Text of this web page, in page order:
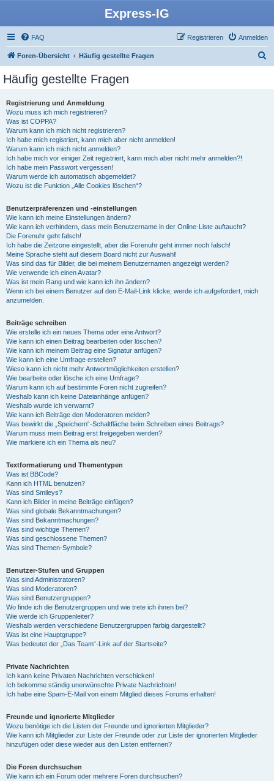
Express-IG
FAQ Anmelden
Registrieren
Foren-Übersicht Häufig gestellte Fragen
Häufig gestellte Fragen
Registrierung und Anmeldung
Wozu muss ich mich registrieren?
Was ist COPPA?
Warum kann ich mich nicht registrieren?
Ich habe mich registriert, kann mich aber nicht anmelden!
Warum kann ich mich nicht anmelden?
Ich habe mich vor einiger Zeit registriert, kann mich aber nicht mehr anmelden?!
Ich habe mein Passwort vergessen!
Warum werde ich automatisch abgemeldet?
Wozu ist die Funktion „Alle Cookies löschen“?
Benutzerpräferenzen und -einstellungen
Wie kann ich meine Einstellungen ändern?
Wie kann ich verhindern, dass mein Benutzername in der Online-Liste auftaucht?
Die Forenuhr geht falsch!
Ich habe die Zeitzone eingestellt, aber die Forenuhr geht immer noch falsch!
Meine Sprache steht auf diesem Board nicht zur Auswahl!
Was sind das für Bilder, die bei meinem Benutzernamen angezeigt werden?
Wie verwende ich einen Avatar?
Was ist mein Rang und wie kann ich ihn ändern?
Wenn ich bei einem Benutzer auf den E-Mail-Link klicke, werde ich aufgefordert, mich
anzumelden.
Beiträge schreiben
Wie erstelle ich ein neues Thema oder eine Antwort?
Wie kann ich einen Beitrag bearbeiten oder löschen?
Wie kann ich meinem Beitrag eine Signatur anfügen?
Wie kann ich eine Umfrage erstellen?
Wieso kann ich nicht mehr Antwortmöglichkeiten erstellen?
Wie bearbeite oder lösche ich eine Umfrage?
Warum kann ich auf bestimmte Foren nicht zugreifen?
Weshalb kann ich keine Dateianhänge anfügen?
Weshalb wurde ich verwarnt?
Wie kann ich Beiträge den Moderatoren melden?
Was bewirkt die „Speichern“-Schaltfläche beim Schreiben eines Beitrags?
Warum muss mein Beitrag erst freigegeben werden?
Wie markiere ich ein Thema als neu?
Textformatierung und Thementypen
Was ist BBCode?
Kann ich HTML benutzen?
Was sind Smileys?
Kann ich Bilder in meine Beiträge einfügen?
Was sind globale Bekanntmachungen?
Was sind Bekanntmachungen?
Was sind wichtige Themen?
Was sind geschlossene Themen?
Was sind Themen-Symbole?
Benutzer-Stufen und Gruppen
Was sind Administratoren?
Was sind Moderatoren?
Was sind Benutzergruppen?
Wo finde ich die Benutzergruppen und wie trete ich ihnen bei?
Wie werde ich Gruppenleiter?
Weshalb werden verschiedene Benutzergruppen farbig dargestellt?
Was ist eine Hauptgruppe?
Was bedeutet der „Das Team“-Link auf der Startseite?
Private Nachrichten
Ich kann keine Privaten Nachrichten verschicken!
Ich bekomme ständig unerwünschte Private Nachrichten!
Ich habe eine Spam-E-Mail von einem Mitglied dieses Forums erhalten!
Freunde und ignorierte Mitglieder
Wozu benötige ich die Listen der Freunde und ignorierten Mitglieder?
Wie kann ich Mitglieder zur Liste der Freunde oder zur Liste der ignorierten Mitglieder
hinzufügen oder diese wieder aus den Listen entfernen?
Die Foren durchsuchen
Wie kann ich ein Forum oder mehrere Foren durchsuchen?